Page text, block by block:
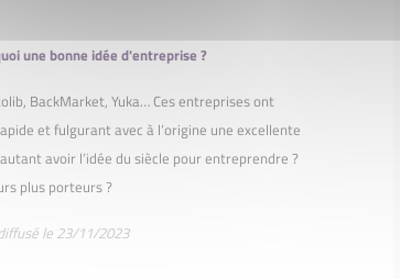
une bonne idée d'entreprise ?
BackMarket, Yuka… Ces entreprises ont
et fulgurant avec à l’origine une excellente
avoir l’idée du siècle pour entreprendre ?
plus porteurs ?
le 23/11/2023